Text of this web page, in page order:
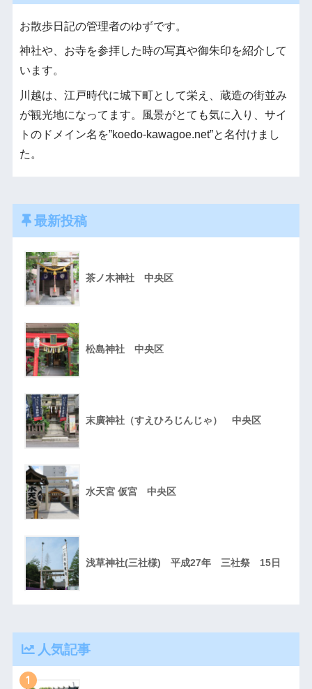
お散歩日記の管理者のゆずです。
神社や、お寺を参拝した時の写真や御朱印を紹介して
います。
川越は、江戸時代に城下町として栄え、蔵造の街並み
が観光地になってます。風景がとても気に入り、サイ
トのドメイン名を”koedo-kawagoe.net”と名付けまし
た。
最新投稿
茶ノ木神社 中央区
松島神社 中央区
末廣神社（すえひろじんじゃ） 中央区
水天宮 仮宮 中央区
浅草神社(三社様) 平成27年 三社祭 15日
人気記事
1